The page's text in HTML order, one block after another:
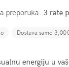
preporuka: 3 rate
Dostava samo
energiju u